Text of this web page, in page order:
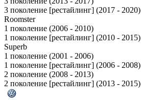
3 поколение [рестайлинг] (2017 - 2020)
Roomster
1 поколение (2006 - 2010)
1 поколение [рестайлинг] (2010 - 2015)
Superb
1 поколение (2001 - 2006)
1 поколение [рестайлинг] (2006 - 2008)
2 поколение (2008 - 2013)
2 поколение [рестайлинг] (2013 - 2015)